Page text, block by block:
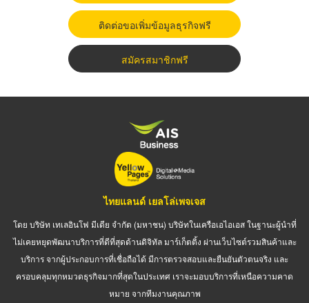
ติดต่อขอเพิ่มข้อมูลธุรกิจฟรี
สมัครสมาชิกฟรี
ไทยแลนด์ เยลโล่เพจเจส
โดย บริษัท เทเลอินโฟ มีเดีย จำกัด (มหาชน) บริษัทในเครือเอไอเอส ในฐานะผู้นำที่
ไม่เคยหยุดพัฒนาบริการที่ดีที่สุดด้านดิจิทัล มาร์เก็ตติ้ง ผ่านเว็บไซต์รวมสินค้าและ
บริการ จากผู้ประกอบการที่เชื่อถือได้ มีการตรวจสอบและยืนยันตัวตนจริง และ
ครอบคลุมทุกหมวดธุรกิจมากที่สุดในประเทศ เราจะมอบบริการที่เหนือความคาด
หมาย จากทีมงานคุณภาพ